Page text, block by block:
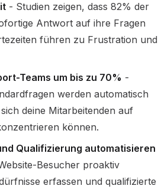
- Studien zeigen, dass 82% der
Antwort auf ihre Fragen
führen zu Frustration und
Teams um bis zu 70% -
werden automatisch
deine Mitarbeitenden auf
können.
Qualifizierung automatisieren
Besucher proaktiv
erfassen und qualifizierte